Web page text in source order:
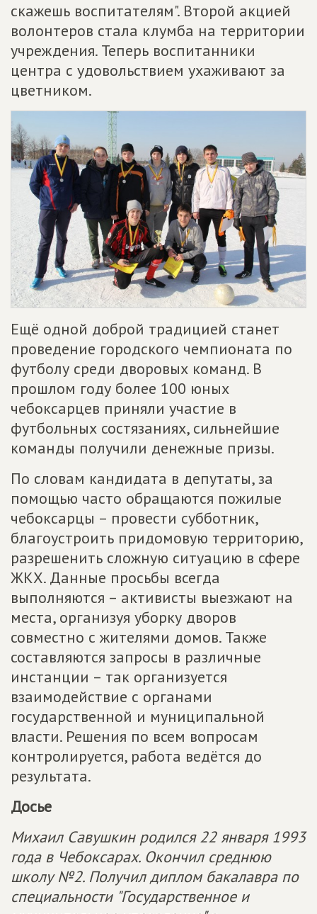
скажешь воспитателям". Второй акцией
волонтеров стала клумба на территории
учреждения. Теперь воспитанники
центра с удовольствием ухаживают за
цветником.
Ещё одной доброй традицией станет
проведение городского чемпионата по
футболу среди дворовых команд. В
прошлом году более 100 юных
чебоксарцев приняли участие в
футбольных состязаниях, сильнейшие
команды получили денежные призы.
По словам кандидата в депутаты, за
помощью часто обращаются пожилые
чебоксарцы – провести субботник,
благоустроить придомовую территорию,
разрешенить сложную ситуацию в сфере
ЖКХ. Данные просьбы всегда
выполняются – активисты выезжают на
места, организуя уборку дворов
совместно с жителями домов. Также
составляются запросы в различные
инстанции – так организуется
взаимодействие с органами
государственной и муниципальной
власти. Решения по всем вопросам
контролируется, работа ведётся до
результата.
Досье
Михаил Савушкин родился 22 января 1993
года в Чебоксарах. Окончил среднюю
школу №2. Получил диплом бакалавра по
специальности "Государственное и